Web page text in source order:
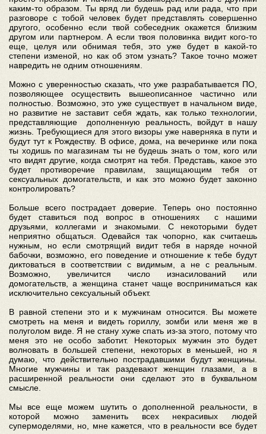
каким-то образом. Ты вряд ли будешь рад или рада, что при
разговоре с тобой человек будет представлять совершенно
другого, особенно если твой собеседник окажется близким
другом или партнером. А если твоя половинка видит кого-то
еще, целуя или обнимая тебя, это уже будет в какой-то
степени изменой, но как об этом узнать? Такое точно может
навредить не одним отношениям.
Можно с уверенностью сказать, что уже разрабатывается ПО,
позволяющее осуществить вышеописанное частично или
полностью. Возможно, это уже существует в начальном виде,
но развитие не заставит себя ждать, как только технологии,
представляющие дополненную реальность, войдут в нашу
жизнь. Требующиеся для этого визоры уже наверняка в пути и
будут тут к Рождеству. В офисе, дома, на вечеринке или пока
ты ходишь по магазинам ты не будешь знать о том, кого или
что видят другие, когда смотрят на тебя. Представь, какое это
будет противоречие правилам, защищающим тебя от
сексуальных домогательств, и как это можно будет законно
контролировать?
Больше всего пострадает доверие. Теперь оно постоянно
будет ставиться под вопрос в отношениях с нашими
друзьями, коллегами и знакомыми. С некоторыми будет
неприятно общаться. Одевайся так чопорно, как считаешь
нужным, но если смотрящий видит тебя в наряде ночной
бабочки, возможно, его поведение и отношение к тебе будут
диктоваться в соответствии с видимым, а не с реальным.
Возможно, увеличится число изнасилований или
домогательств, а женщина станет чаще восприниматься как
исключительно сексуальный объект.
В равной степени это и к мужчинам относится. Вы можете
смотреть на меня и видеть гориллу, зомби или меня же в
полуголом виде. Я не стану хуже спать из-за этого, потому что
меня это не особо заботит. Некоторых мужчин это будет
волновать в большей степени, некоторых в меньшей, но я
думаю, что действительно пострадавшими будут женщины.
Многие мужчины и так раздевают женщин глазами, а в
расширенной реальности они сделают это в буквальном
смысле.
Мы все еще можем шутить о дополненной реальности, в
которой можно заменить всех некрасивых людей
супермоделями, но, мне кажется, что в реальности все будет